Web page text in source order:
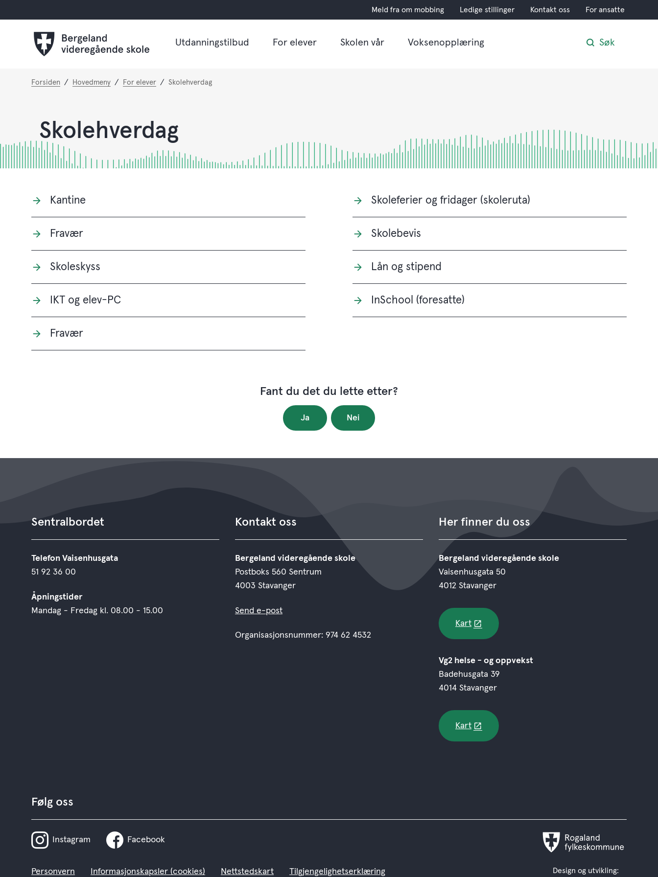
Meld fra om mobbing Ledige stillinger Kontakt oss For ansatte
Utdanningstilbud For elever Skolen vår Voksenopplæring Søk
Du
Forsiden Hovedmeny For elever Skolehverdag
Skolehverdag
Kantine Skoleferier og fridager (skoleruta)
Fravær Skolebevis
Skoleskyss Lån og stipend
IKT og elev-PC InSchool (foresatte)
Fravær
Fant du det du lette etter?
Ja Nei
Sentralbordet
Telefon Vaisenhusgata
51 92 36 00
Åpningstider
Mandag - Fredag kl. 08.00 - 15.00
Kontakt oss
Bergeland videregående skole
Postboks 560 Sentrum
4003 Stavanger
Send e-post
Organisasjonsnummer: 974 62 4532
Her finner du oss
Bergeland videregående skole
Vaisenhusgata 50
4012 Stavanger
Kart
Vg2 helse - og oppvekst
Badehusgata 39
4014 Stavanger
Kart
Følg oss
Instagram
Facebook
Rogaland
Personvern
Informasjonskapsler (cookies) Nettstedskart Tilgjengelighetserklæring Design og utvikling: